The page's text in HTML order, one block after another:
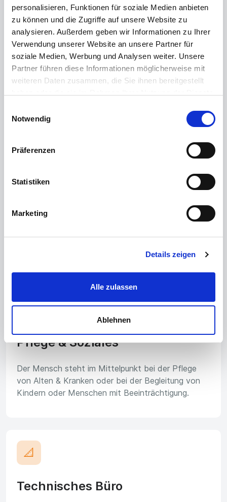
personalisieren, Funktionen für soziale Medien anbieten
zu können und die Zugriffe auf unsere Website zu
analysieren. Außerdem geben wir Informationen zu Ihrer
Verwendung unserer Website an unsere Partner für
soziale Medien, Werbung und Analysen weiter. Unsere
Partner führen diese Informationen möglicherweise mit
weiteren Daten zusammen, die Sie ihnen bereitgestellt
Impressum
Notwendig
Präferenzen
Statistiken
Marketing
Details zeigen
Alle zulassen
Ablehnen
🏢
Verwaltungs- & Finanzbüro
Organisiere und koordiniere Prozesse und Aufgaben
im Unternehmen, sodass alle Abläufe reibungslos
Anlagen oder Konstruktionen in der Werkstatt oder
👩‍🦽
Pflege & Soziales
Der Mensch steht im Mittelpunkt bei der Pflege
von Alten & Kranken oder bei der Begleitung von
Kindern oder Menschen mit Beeinträchtigung.
📐
Technisches Büro